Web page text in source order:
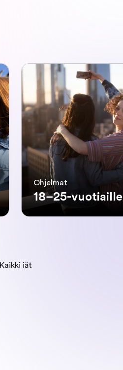
Ohjelmat
18–25-vuotiaille
Kaikki iät